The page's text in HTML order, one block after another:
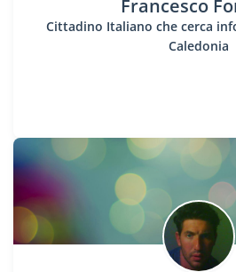
Francesco
Cittadino Italiano che cerca
Caledonia